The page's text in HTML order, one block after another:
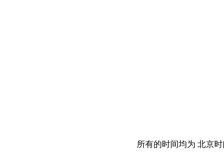
所有的时间均为 北京时